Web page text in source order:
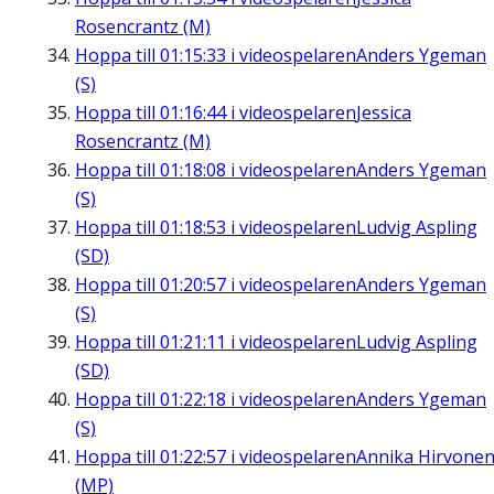
Rosencrantz (M)
Hoppa till 01:15:33 i videospelarenAnders Ygeman
(S)
Hoppa till 01:16:44i videospelarenJessica
Rosencrantz (M)
Hoppa till 01:18:08 i videospelarenAnders Ygeman
(S)
Hoppa till 01:18:53 i videospelarenLudvig Aspling
(SD)
Hoppa till 01:20:57 i videospelarenAnders Ygeman
(S)
Hoppa till 01:21:11 i videospelarenLudvig Aspling
(SD)
Hoppa till 01:22:18 i videospelarenAnders Ygeman
(S)
Hoppa till 01:22:57 i videospelarenAnnika Hirvonen
(MP)